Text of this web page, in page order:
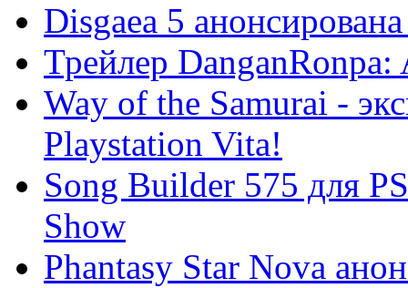
Disgaea 5
Трейлер
Way of the Samurai -
Playstation Vita!
Song Builder 575 для
Show
Phantasy Star Nova